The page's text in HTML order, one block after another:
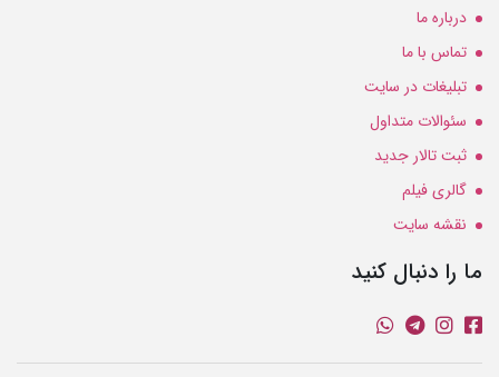
درباره ما
تماس با ما
تبلیغات در سایت
سئوالات متداول
ثبت تالار جدید
گالری فیلم
نقشه سایت
ما را دنبال کنید